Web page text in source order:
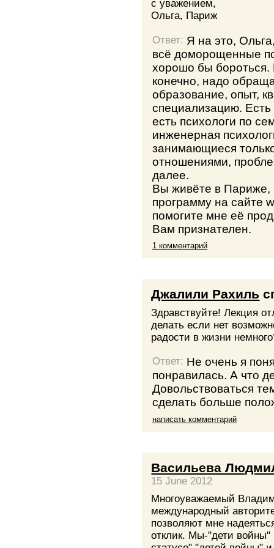
с уважением,
Ольга, Париж
Ответ: Я на это,
всё доморощенные
хорошо бы бороться.
конечно, надо
образование, опыт,
специализацию. Есть
есть психологи по
инженерная
занимающиеся
отношениями,
далее.
Вы живёте в
программу на сайте
помогите мне её
Вам признателен.
1 комментарий
Джалили Рахиль
Здравствуйте! Лекция
делать если нет
радости в жизни
Ответ: Не очень я
понравилась. А что
Довольствоваться
сделать больше
написать комментарий
Васильева
15 June 2012
Многоуважаемый
международный
позволяют мне
отклик. Мы-"дети войны"